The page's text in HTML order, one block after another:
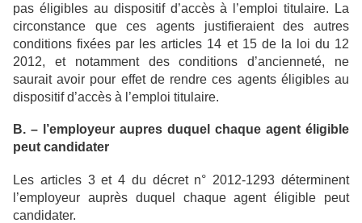
pas éligibles au dispositif d’accès à l’emploi titulaire. La
circonstance que ces agents justifieraient des autres
conditions fixées par les articles 14 et 15 de la loi du 12
2012, et notamment des conditions d’ancienneté, ne
saurait avoir pour effet de rendre ces agents éligibles au
dispositif d’accès à l’emploi titulaire.
B. – l’employeur aupres duquel chaque agent éligible
peut candidater
Les articles 3 et 4 du décret n° 2012-1293 déterminent
l’employeur auprès duquel chaque agent éligible peut
candidater.